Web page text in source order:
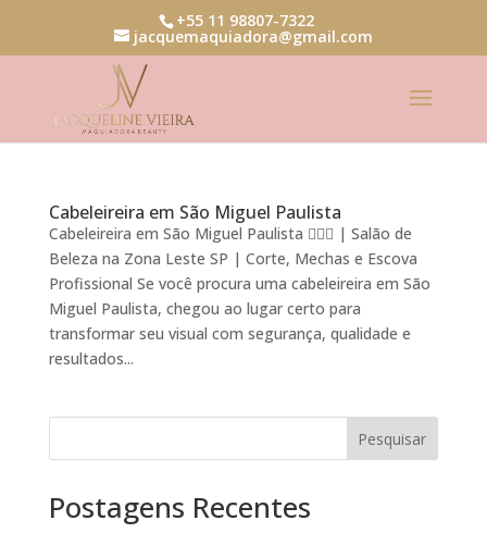
+55 11 98807-7322
jacquemaquiadora@gmail.com
Cabeleireira em São Miguel Paulista
Cabeleireira em São Miguel Paulista 💇‍♀️✨ | Salão de
Beleza na Zona Leste SP | Corte, Mechas e Escova
Profissional Se você procura uma cabeleireira em São
Miguel Paulista, chegou ao lugar certo para
transformar seu visual com segurança, qualidade e
resultados...
Pesquisar
Postagens Recentes